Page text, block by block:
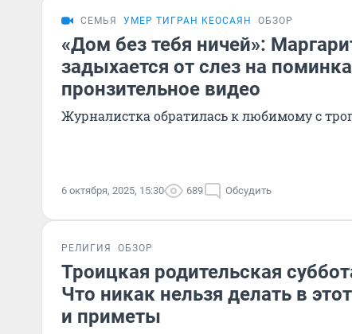
СЕМЬЯ УМЕР ТИГРАН КЕОСАЯН ОБЗОР
«Дом без тебя ничей»:
задыхается от слез на
пронзительное видео
Журналистка обратилась к любимому с
6 октября, 2025, 15:30 689 Обсудить
РЕЛИГИЯ ОБЗОР
Троицкая родительская
Что никак нельзя делать в
и приметы